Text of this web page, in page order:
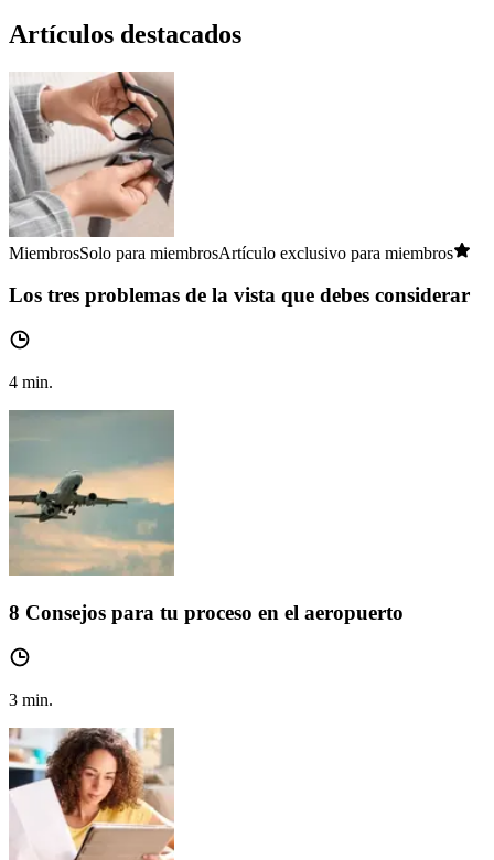
Artículos destacados
MiembrosSolo para miembrosArtículo exclusivo para miembros
Los tres problemas de la vista que debes considerar
4 min.
8 Consejos para tu proceso en el aeropuerto
3 min.